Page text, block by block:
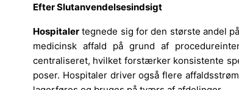
Efter Slutanvendelsesindsigt
Hospitaler tegnede sig for den største andel på
medicinsk affald på grund af
centraliseret, hvilket forstærker konsistente
poser. Hospitaler driver også flere